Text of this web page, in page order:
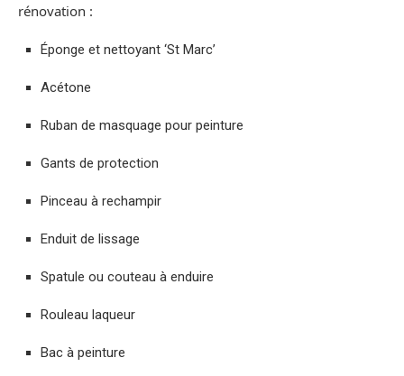
rénovation :
Éponge et nettoyant ‘St Marc’
Acétone
Ruban de masquage pour peinture
Gants de protection
Pinceau à rechampir
Enduit de lissage
Spatule ou couteau à enduire
Rouleau laqueur
Bac à peinture